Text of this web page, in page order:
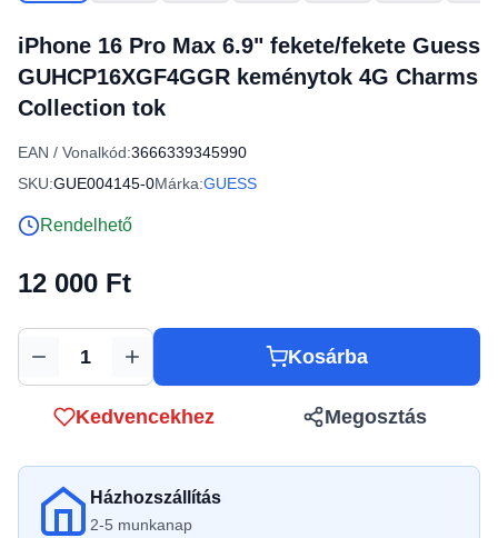
iPhone 16 Pro Max 6.9" fekete/fekete Guess
GUHCP16XGF4GGR keménytok 4G Charms
Collection tok
EAN / Vonalkód:3666339345990
SKU:GUE004145-0Márka:GUESS
Rendelhető
12 000 Ft
Mennyiség Kosárba
Kedvencekhez Megosztás
Házhozszállítás
2-5 munkanap